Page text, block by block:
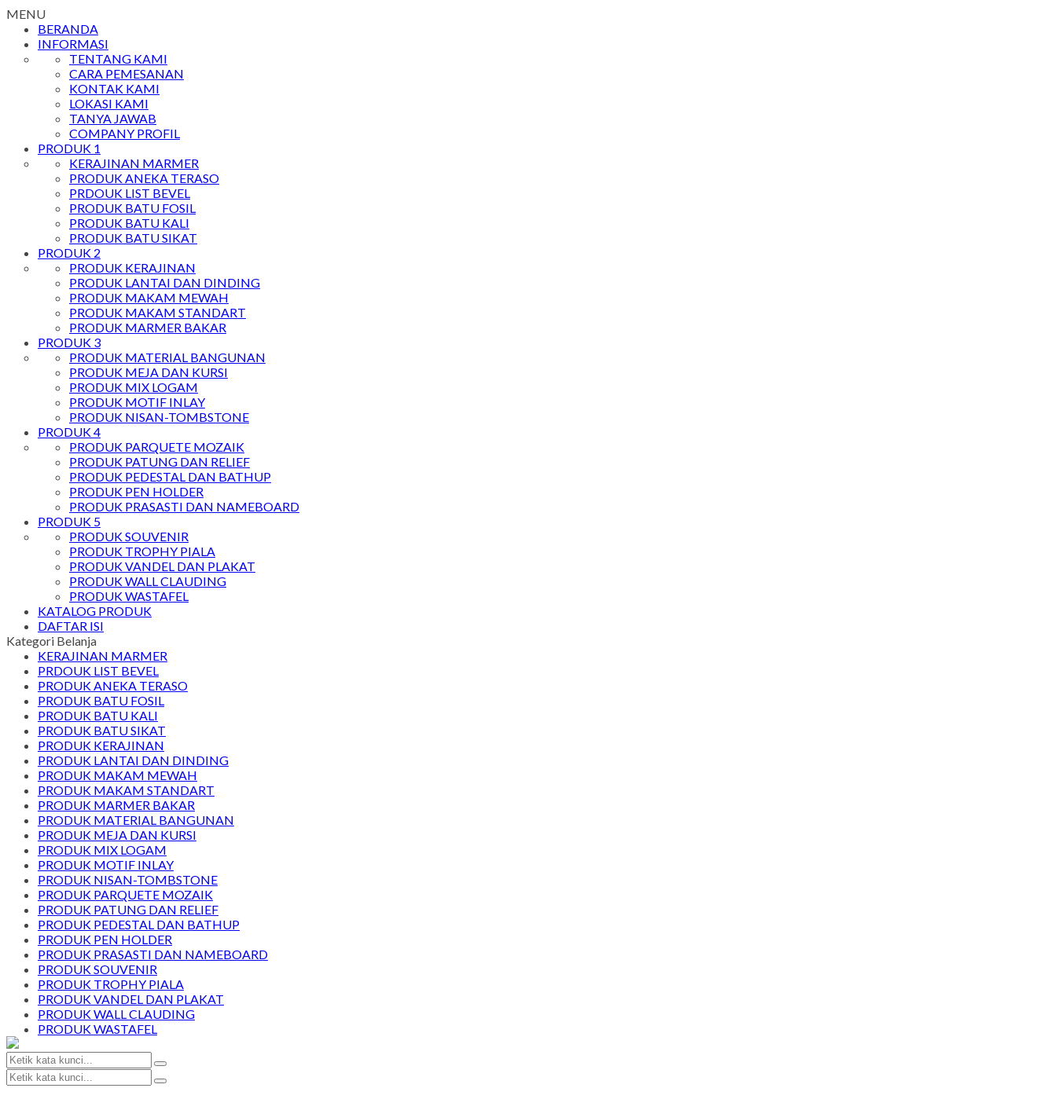
MENU
BERANDA
INFORMASI
TENTANG KAMI
CARA PEMESANAN
KONTAK KAMI
LOKASI KAMI
TANYA JAWAB
COMPANY PROFIL
PRODUK 1
KERAJINAN MARMER
PRODUK ANEKA TERASO
PRDOUK LIST BEVEL
PRODUK BATU FOSIL
PRODUK BATU KALI
PRODUK BATU SIKAT
PRODUK 2
PRODUK KERAJINAN
PRODUK LANTAI DAN DINDING
PRODUK MAKAM MEWAH
PRODUK MAKAM STANDART
PRODUK MARMER BAKAR
PRODUK 3
PRODUK MATERIAL BANGUNAN
PRODUK MEJA DAN KURSI
PRODUK MIX LOGAM
PRODUK MOTIF INLAY
PRODUK NISAN-TOMBSTONE
PRODUK 4
PRODUK PARQUETE MOZAIK
PRODUK PATUNG DAN RELIEF
PRODUK PEDESTAL DAN BATHUP
PRODUK PEN HOLDER
PRODUK PRASASTI DAN NAMEBOARD
PRODUK 5
PRODUK SOUVENIR
PRODUK TROPHY PIALA
PRODUK VANDEL DAN PLAKAT
PRODUK WALL CLAUDING
PRODUK WASTAFEL
KATALOG PRODUK
DAFTAR ISI
Kategori Belanja
KERAJINAN MARMER
PRDOUK LIST BEVEL
PRODUK ANEKA TERASO
PRODUK BATU FOSIL
PRODUK BATU KALI
PRODUK BATU SIKAT
PRODUK KERAJINAN
PRODUK LANTAI DAN DINDING
PRODUK MAKAM MEWAH
PRODUK MAKAM STANDART
PRODUK MARMER BAKAR
PRODUK MATERIAL BANGUNAN
PRODUK MEJA DAN KURSI
PRODUK MIX LOGAM
PRODUK MOTIF INLAY
PRODUK NISAN-TOMBSTONE
PRODUK PARQUETE MOZAIK
PRODUK PATUNG DAN RELIEF
PRODUK PEDESTAL DAN BATHUP
PRODUK PEN HOLDER
PRODUK PRASASTI DAN NAMEBOARD
PRODUK SOUVENIR
PRODUK TROPHY PIALA
PRODUK VANDEL DAN PLAKAT
PRODUK WALL CLAUDING
PRODUK WASTAFEL